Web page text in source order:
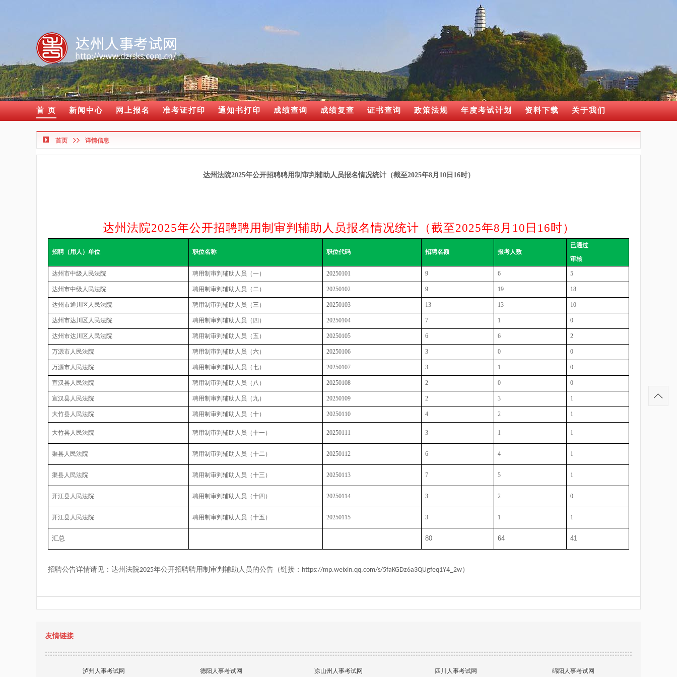
首 页 新闻中心 网上报名 准考证打印 通知书打印 成绩查询 成绩复查 证书查询 政策法规 年度考试计划 资料下载 关于我们
首页 详情信息
达州法院2025年公开招聘聘用制审判辅助人员报名情况统计（截至2025年8月10日16时）
达州法院2025年公开招聘聘用制审判辅助人员报名情况统计（截至2025年8月10日16时）
招聘（用人）单位 职位名称 职位代码 招聘名额 报考人数
已通过
审核
达州市中级人民法院 聘用制审判辅助人员（一） 20250101 9 6 5
达州市中级人民法院 聘用制审判辅助人员（二） 20250102 9 19 18
达州市通川区人民法院 聘用制审判辅助人员（三） 20250103 13 13 10
达州市达川区人民法院 聘用制审判辅助人员（四） 20250104 7 1 0
达州市达川区人民法院 聘用制审判辅助人员（五） 20250105 6 6 2
万源市人民法院 聘用制审判辅助人员（六） 20250106 3 0 0
万源市人民法院 聘用制审判辅助人员（七） 20250107 3 1 0
宣汉县人民法院 聘用制审判辅助人员（八） 20250108 2 0 0
宣汉县人民法院 聘用制审判辅助人员（九） 20250109 2 3 1
大竹县人民法院 聘用制审判辅助人员（十） 20250110 4 2 1
大竹县人民法院 聘用制审判辅助人员（十一） 20250111 3 1 1
渠县人民法院 聘用制审判辅助人员（十二） 20250112 6 4 1
渠县人民法院 聘用制审判辅助人员（十三） 20250113 7 5 1
开江县人民法院 聘用制审判辅助人员（十四） 20250114 3 2 0
开江县人民法院 聘用制审判辅助人员（十五） 20250115 3 1 1
汇总 80 64 41
招聘公告详情请见 ：达州法院2025年公开招聘聘用制审判辅助人员的公告（链接： https://mp.weixin.qq.com/s/5faKGDz6a3QUgfeq1Y4_2w）
友情链接
泸州人事考试网 德阳人事考试网 凉山州人事考试网 四川人事考试网 绵阳人事考试网